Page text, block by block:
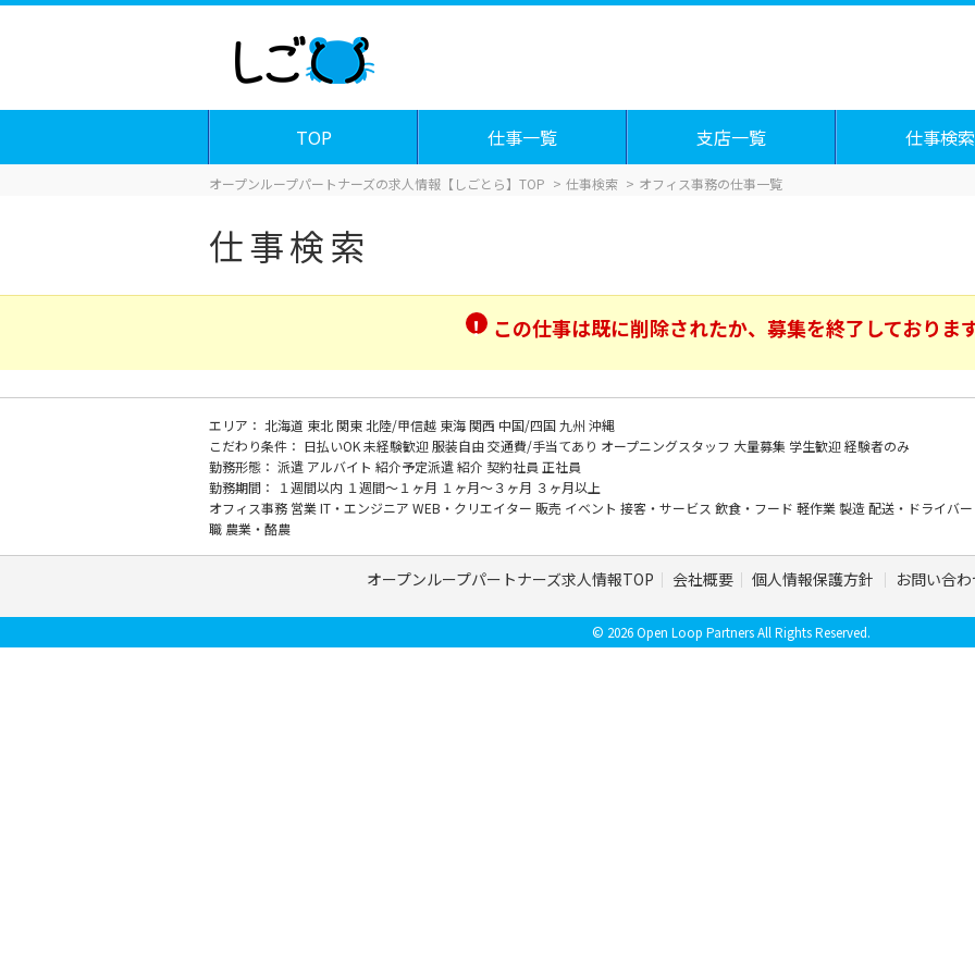
TOP 仕事一覧 支店一覧 仕事検索
オープンループパートナーズの求人情報【しごとら】TOP 仕事検索 オフィス事務の仕事一覧
仕事検索
この仕事は既に削除されたか、募集を終了しております
エリア： 北海道 東北関東北陸/甲信越 東海関西 中国/四国九州 沖縄
こだわり条件： 日払いOK未経験歓迎服装自由交通費/手当てあり オープニングスタッフ 大量募集 学生歓迎経験者のみ
勤務形態： 派遣 アルバイト 紹介予定派遣紹介 契約社員 正社員
勤務期間：
１週間以内 １週間～１ヶ月 １ヶ月～３ヶ月 ３ヶ月以上
オフィス事務 営業IT・エンジニア WEB・クリエイター 販売 イベント 接客・サービス 飲食・フード 軽作業製造配送・ドライバー
職 農業・酪農
オープンループパートナーズ求人情報TOP 会社概要 個人情報保護方針 お問い合わ
© 2026 Open Loop Partners All Rights Reserved.